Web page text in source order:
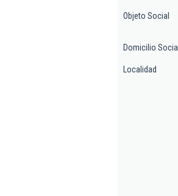
Objeto Social
Domicilio Social
Localidad